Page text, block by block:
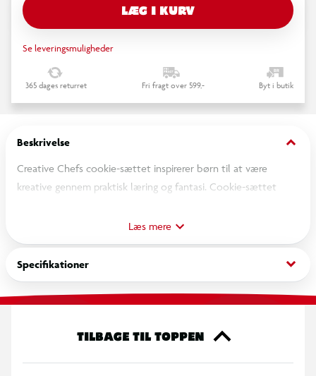
LÆG I KURV
Se leveringsmuligheder
365 dages returret Fri fragt over 599,- Byt i butik
Beskrivelse keyboard_arrow_down
Creative Chefs cookie-sættet inspirerer børn til at være
kreative gennem praktisk læring og fantasi. Cookie-sættet
lille bager. Børnene kan blande, rulle og udstikke Make-it! Mix
dejen ved hjælp af bagepladen, kagerullen og udstiksformene.
Saml hele Creative Chefs serien, og få den ultimative, kreative
køkkenoplevelse. Fra 3 år.
Læs mere
Specifikationer keyboard_arrow_down
TILBAGE TIL TOPPEN